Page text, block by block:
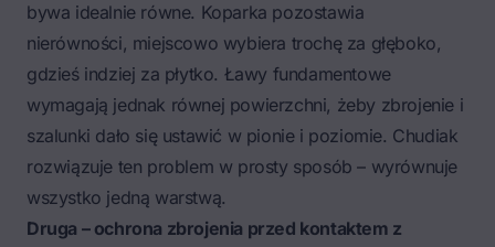
bywa idealnie równe. Koparka pozostawia
nierówności, miejscowo wybiera trochę za głęboko,
gdzieś indziej za płytko. Ławy fundamentowe
wymagają jednak równej powierzchni, żeby zbrojenie i
szalunki dało się ustawić w pionie i poziomie. Chudiak
rozwiązuje ten problem w prosty sposób – wyrównuje
wszystko jedną warstwą.
Druga – ochrona zbrojenia przed kontaktem z